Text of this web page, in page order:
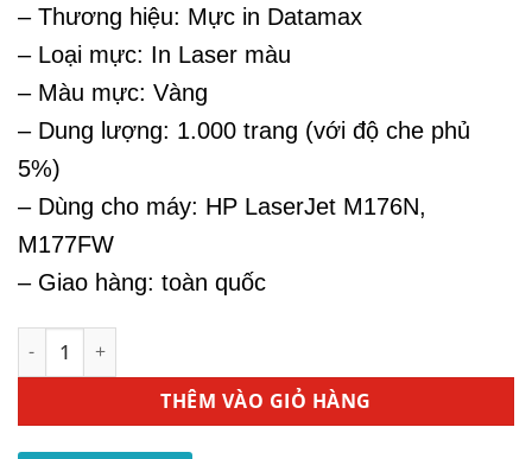
– Thương hiệu: Mực in Datamax
– Loại mực: In Laser màu
– Màu mực: Vàng
– Dung lượng: 1.000 trang (với độ che phủ
5%)
– Dùng cho máy: HP LaserJet M176N,
M177FW
– Giao hàng: toàn quốc
Mực Máy In Màu HP M177FW - Mực In 130A Yellow
THÊM VÀO GIỎ HÀNG